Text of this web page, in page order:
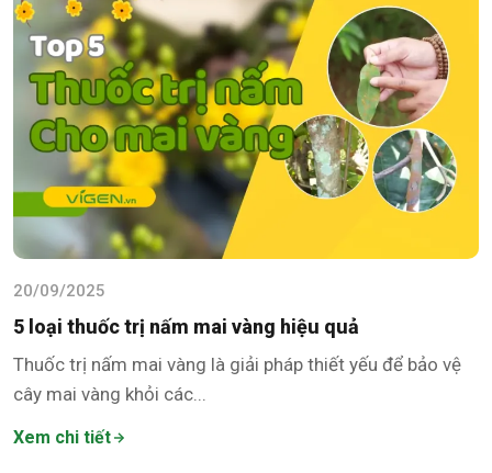
20/09/2025
5 loại thuốc trị nấm mai vàng hiệu quả
Thuốc trị nấm mai vàng là giải pháp thiết yếu để bảo vệ
cây mai vàng khỏi các...
Xem chi tiết